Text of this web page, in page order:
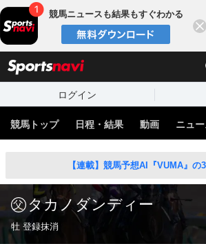
競馬ニュースも結果もすぐわかる
ログイン
競馬トップ 日程・結果 動画 ニュ
【連載】競馬予想AI『VUMA』の
タカノダンディー
牡 登録抹消